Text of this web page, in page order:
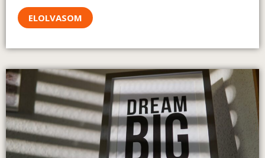
ELOLVASOM